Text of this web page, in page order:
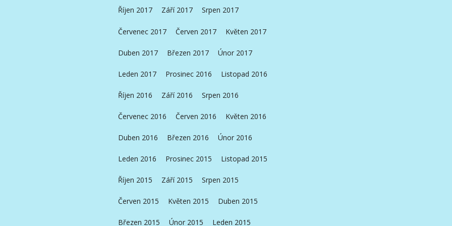
Říjen 2017 Září 2017 Srpen 2017
Červenec 2017 Červen 2017 Květen 2017
Duben 2017 Březen 2017 Únor 2017
Leden 2017 Prosinec 2016 Listopad 2016
Říjen 2016 Září 2016 Srpen 2016
Červenec 2016 Červen 2016 Květen 2016
Duben 2016 Březen 2016 Únor 2016
Leden 2016 Prosinec 2015 Listopad 2015
Říjen 2015 Září 2015 Srpen 2015
Červen 2015 Květen 2015 Duben 2015
Březen 2015 Únor 2015 Leden 2015